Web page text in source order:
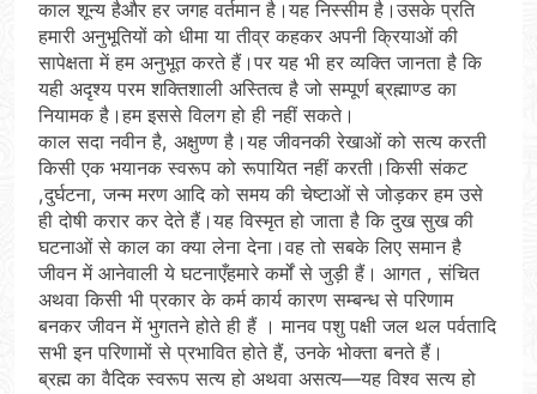
काल शून्य हैऔर हर जगह वर्तमान है।यह निस्सीम है।उसके प्रति
हमारी अनुभूतियों को धीमा या तीव्र कहकर अपनी क्रियाओं की
सापेक्षता में हम अनुभूत करते हैं।पर यह भी हर व्यक्ति जानता है कि
यही अदृश्य परम शक्तिशाली अस्तित्व है जो सम्पूर्ण ब्रह्माण्ड का
नियामक है।हम इससे विलग हो ही नहीं सकते।
काल सदा नवीन है, अक्षुण्ण है।यह जीवनकी रेखाओं को सत्य करती
किसी एक भयानक स्वरूप को रूपायित नहीं करती।किसी संकट
,दुर्घटना, जन्म मरण आदि को समय की चेष्टाओं से जोड़कर हम उसे
ही दोषी करार कर देते हैं।यह विस्मृत हो जाता है कि दुख सुख की
घटनाओं से काल का क्या लेना देना।वह तो सबके लिए समान है
जीवन में आनेवाली ये घटनाएँहमारे कर्मों से जुड़ी हैं। आगत , संचित
अथवा किसी भी प्रकार के कर्म कार्य कारण सम्बन्ध से परिणाम
बनकर जीवन में भुगतने होते ही हैं । मानव पशु पक्षी जल थल पर्वतादि
सभी इन परिणामों से प्रभावित होते हैं, उनके भोक्ता बनते हैं।
ब्रह्म का वैदिक स्वरूप सत्य हो अथवा असत्य—यह विश्व सत्य हो